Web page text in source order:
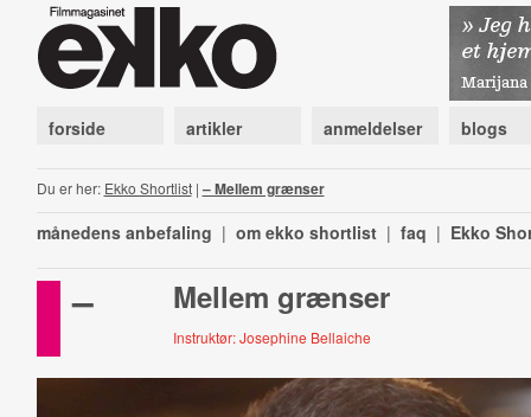
forside artikler anmeldelser blogs
Du er her: Ekko Shortlist| – Mellem grænser
månedens anbefaling | om ekko shortlist | faq | Ekko
– Mellem grænser
Instruktør: Josephine Bellaiche